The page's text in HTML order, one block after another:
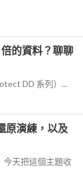
的資料？聊聊
DD 系列）...
原演練，以及
今天把這個主題收